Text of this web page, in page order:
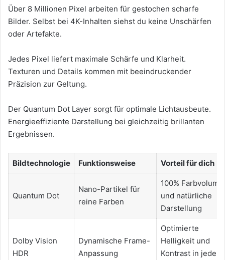
Über 8 Millionen Pixel arbeiten für gestochen scharfe
Bilder. Selbst bei 4K-Inhalten siehst du keine Unschärfen
oder Artefakte.
Jedes Pixel liefert maximale Schärfe und Klarheit.
Texturen und Details kommen mit beeindruckender
Präzision zur Geltung.
Der Quantum Dot Layer sorgt für optimale Lichtausbeute.
Energieeffiziente Darstellung bei gleichzeitig brillanten
Ergebnissen.
Bildtechnologie Funktionsweise Vorteil für dich
Quantum Dot
Nano-Partikel für
reine Farben
100%
und natürliche
Darstellung
Dolby Vision
HDR
Dynamische Frame-
Anpassung
Optimierte
Helligkeit und
Kontrast in jedem